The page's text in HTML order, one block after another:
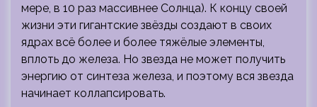
мере, в 10 раз массивнее Солнца). К концу своей
жизни эти гигантские звёзды создают в своих
ядрах всё более и более тяжёлые элементы,
вплоть до железа. Но звезда не может получить
энергию от синтеза железа, и поэтому вся звезда
начинает коллапсировать.